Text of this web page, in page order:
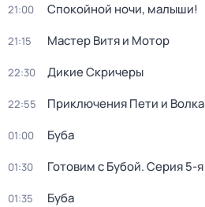
21:00 Спокойной ночи, малыши!
21:15 Мастер Витя и Мотор
22:30 Дикие Скричеры
22:55 Приключения Пети и Волка
01:00 Буба
01:30 Готовим с Бубой. Серия 5-я
01:35 Буба